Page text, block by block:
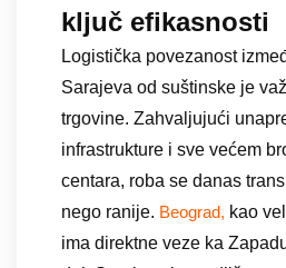
ključ efikasnosti
Logistička povezanost
Sarajeva od suštinske je
trgovine. Zahvaljujući
infrastrukture i sve većem
centara, roba se danas
nego ranije. Beograd, kao
ima direktne veze ka